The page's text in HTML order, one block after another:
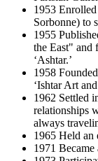
1953
Sorbonne) to
1955
the East" and
‘Ashtar.’
1958
‘Ishtar Art
1962 Settled
relationships
always
1965 Held an
1971